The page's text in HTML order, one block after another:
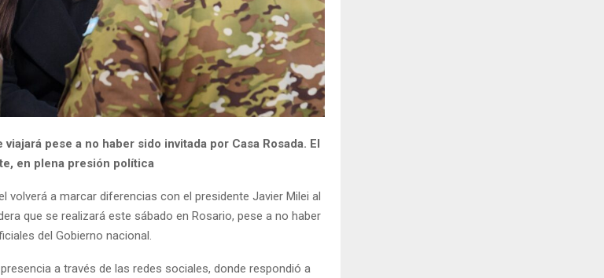
pese a no haber sido invitada por Casa Rosada. El
en plena presión política
volverá a marcar diferencias con el presidente Javier Milei al
que se realizará este sábado en Rosario, pese a no haber
del Gobierno nacional.
a través de las redes sociales, donde respondió a